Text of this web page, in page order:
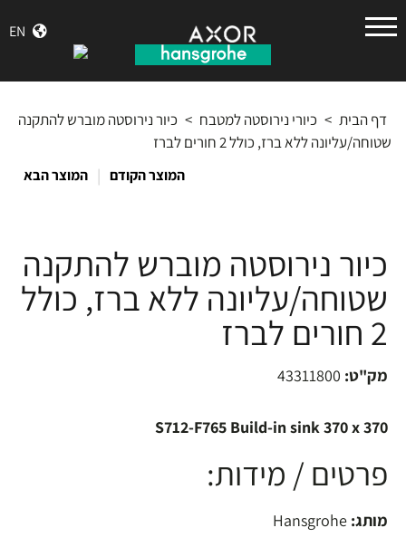
EN
גרואה
דף הבית > כיורי נירוסטה למטבח > כיור נירוסטה מוברש להתקנה
שטוחה/עליונה ללא ברז, כולל 2 חורים לברז
המוצר הקודם | המוצר הבא
כיור נירוסטה מוברש להתקנה
שטוחה/עליונה ללא ברז, כולל
2 חורים לברז
מק"ט: 43311800
S712-F765 Build-in sink 370 x 370
פרטים / מידות:
מותג: